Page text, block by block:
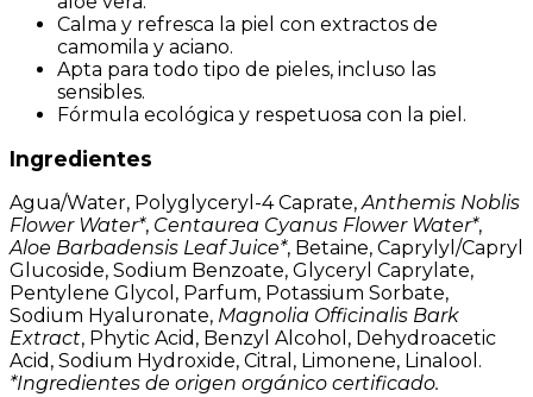
Calma y refresca la piel con extractos de
camomila y aciano.
Apta para todo tipo de pieles, incluso las
sensibles.
Fórmula ecológica y respetuosa con la piel.
Ingredientes
Agua/Water, Polyglyceryl-4 Caprate,Anthemis Noblis
Flower Water*, Centaurea Cyanus Flower Water*,
Aloe Barbadensis Leaf Juice*, Betaine, Caprylyl/Capryl
Glucoside, Sodium Benzoate, Glyceryl Caprylate,
Pentylene Glycol, Parfum, Potassium Sorbate,
Sodium Hyaluronate, Magnolia Officinalis Bark
Extract, Phytic Acid, Benzyl Alcohol, Dehydroacetic
Acid, Sodium Hydroxide, Citral, Limonene, Linalool.
*Ingredientes de origen orgánico certificado.